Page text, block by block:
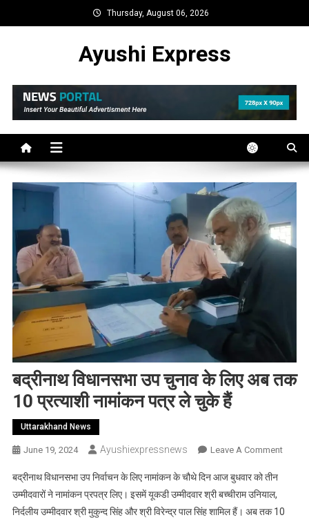
to
Thursday, August 06, 2026
Ayushi Express
बद्रीनाथ विधानसभा उप चुनाव के लिए अब तक
10 प्रत्याशी नामांकन पत्र ले चुके हैं
Uttarakhand News
June 19, 2024 Ayushiexpressnews Leave A CommentOn
चुनाव
बद्रीनाथ विधानसभा उप निर्वाचन के लिए नामांकन के चौथे दिन आज बुधवार को तीन
उम्मीदवारों ने नामांकन प्रपत्र लिए। इसमें यूकडी उम्मीदवार श्री बच्चीराम उनियाल,
निर्दलीय उम्मीदवार श्री मुकुन्द सिंह और श्री विरेन्द्र पाल सिंह शामिल हैं। अब तक 10